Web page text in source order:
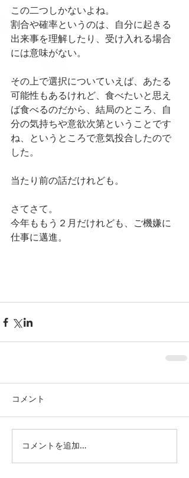
この二つしかないよね。
割合や確率というのは、自分に起きる
出来事を理解したり、受け入れる場合
には意味がない。
その上で選択についていえば、あたる
可能性もあるけれど、食べたいと思え
ば食べるのだから、結局のところ、自
分の気持ちや意欲次第ということです
ね、というところで意気投合したので
した。
当たり前の話だけれども。
さてさて。
今年ももう２月だけれども、ご機嫌に
仕事に邁進。
コメント
コメントを追加…